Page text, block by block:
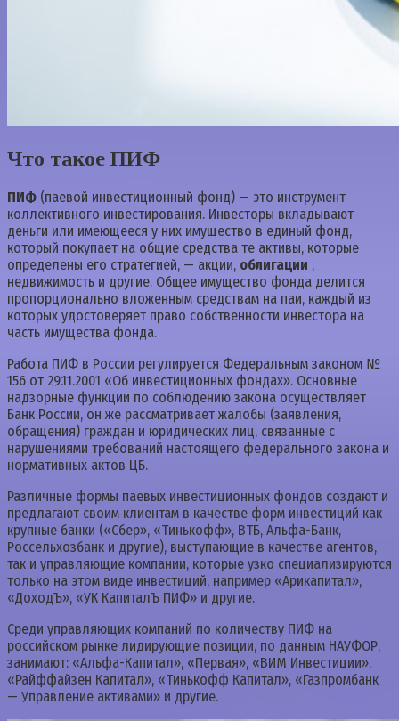
Что такое ПИФ
ПИФ (паевой инвестиционный фонд) — это инструмент
коллективного инвестирования. Инвесторы вкладывают
деньги или имеющееся у них имущество в единый фонд,
который покупает на общие средства те активы, которые
определены его стратегией, — акции, облигации ,
недвижимость и другие. Общее имущество фонда делится
пропорционально вложенным средствам на паи, каждый из
которых удостоверяет право собственности инвестора на
часть имущества фонда.
Работа ПИФ в России регулируется Федеральным законом №
156 от 29.11.2001 «Об инвестиционных фондах». Основные
надзорные функции по соблюдению закона осуществляет
Банк России, он же рассматривает жалобы (заявления,
обращения) граждан и юридических лиц, связанные с
нарушениями требований настоящего федерального закона и
нормативных актов ЦБ.
Различные формы паевых инвестиционных фондов создают и
предлагают своим клиентам в качестве форм инвестиций как
крупные банки («Сбер», «Тинькофф», ВТБ, Альфа-Банк,
Россельхозбанк и другие), выступающие в качестве агентов,
так и управляющие компании, которые узко специализируются
только на этом виде инвестиций, например «Арикапитал»,
«ДоходЪ», «УК КапиталЪ ПИФ» и другие.
Среди управляющих компаний по количеству ПИФ на
российском рынке лидирующие позиции, по данным НАУФОР,
занимают: «Альфа-Капитал», «Первая», «ВИМ Инвестиции»,
«Райффайзен Капитал», «Тинькофф Капитал», «Газпромбанк
— Управление активами» и другие.